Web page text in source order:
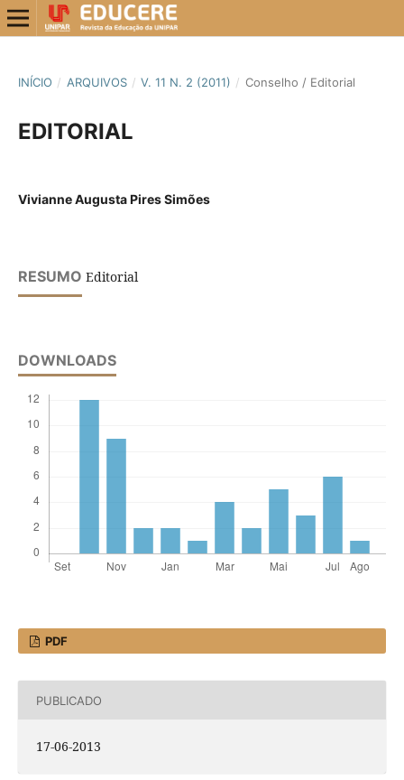
INÍCIO / ARQUIVOS / V. 11 N. 2 (2011) / Conselho / Editorial
EDITORIAL
Vivianne Augusta Pires Simões
RESUMO Editorial
DOWNLOADS
PDF
PUBLICADO
17-06-2013